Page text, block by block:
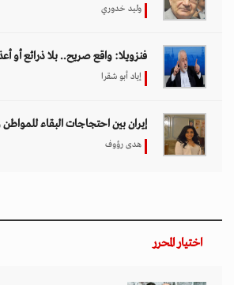
وليد خدوري
فنزويلا: واقع صريح.. بلا ذرائع أو
إياد أبو شقرا
إيران بين احتجاجات البقاء للمواطن
هدى رؤوف
اختيار المحرر